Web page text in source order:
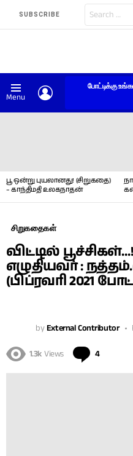
SUBSCRIBE
for:
Menu
போட்டிக்கு
பூ ஒன்று புயலானது! (சிறுகதை)
– காந்திமதி உலகநாதன்
சிறுகதைகள்
விட்டில்
எழுதியவர் :
(பிப்ரவரி 2021
byExternal Contributor
1.3k Views 4